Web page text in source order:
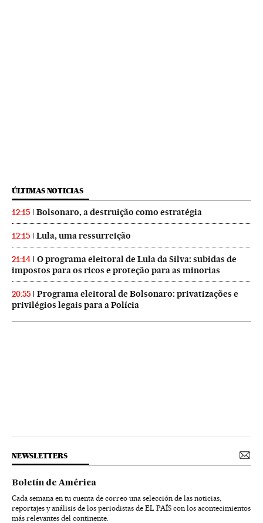
ÚLTIMAS NOTICIAS
12:15 Bolsonaro, a destruição como estratégia
12:15 Lula, uma ressurreição
21:14
O programa eleitoral de Lula da Silva: subidas de
impostos para os ricos e proteção para as minorias
20:55
Programa eleitoral de Bolsonaro: privatizações e
privilégios legais para a Polícia
NEWSLETTERS
Boletín de América
Cada semana en tu cuenta de correo una selección de las noticias,
reportajes y análisis de los periodistas de EL PAÍS con los acontecimientos
más relevantes del continente.